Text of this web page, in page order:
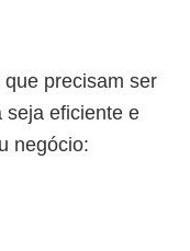
precisam ser
seja eficiente e
negócio: